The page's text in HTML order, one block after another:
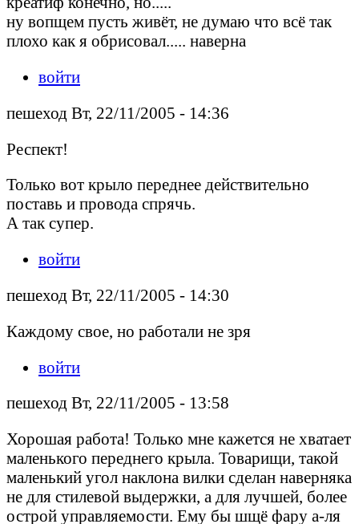
ну вопщем пусть живёт, не думаю что всё так
плохо как я обрисовал..... наверна
войти
пешеход Вт, 22/11/2005 - 14:36
Респект!
Только вот крыло переднее действительно
поставь и провода спрячь.
А так супер.
войти
пешеход Вт, 22/11/2005 - 14:30
Каждому свое, но работали не зря
войти
пешеход Вт, 22/11/2005 - 13:58
Хорошая работа! Только мне кажется не хватает
маленького переднего крыла. Товарищи, такой
маленький угол наклона вилки сделан наверняка
не для стилевой выдержки, а для лучшей, более
острой управляемости. Ему бы шщё фару а-ля